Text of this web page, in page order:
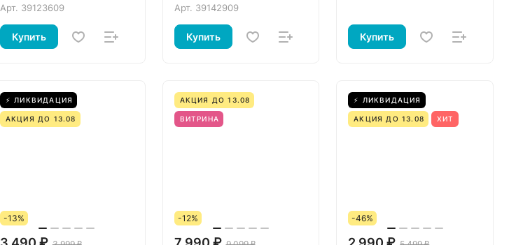
Арт. 39123609
Купить
Арт. 39142909
Купить Купить
⚡ ЛИКВИДАЦИЯ
АКЦИЯ ДО 13.08
-13%
АКЦИЯ ДО 13.08
ВИТРИНА
-12%
⚡ ЛИКВИДАЦИЯ
АКЦИЯ ДО 13.08 ХИТ
-46%